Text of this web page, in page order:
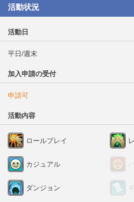
活動状況
活動日
平日/週末
加入申請の受付
申請可
活動内容
ロールプレイ
カジュアル
ダンジョン